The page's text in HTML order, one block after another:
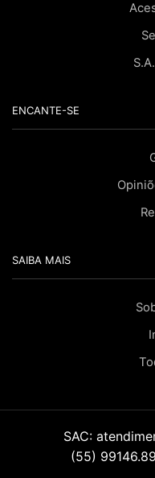
ENCANTE-SE
SAIBA MAIS
SAC:
(55)